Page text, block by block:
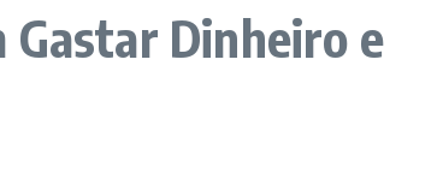
Gastar Dinheiro e